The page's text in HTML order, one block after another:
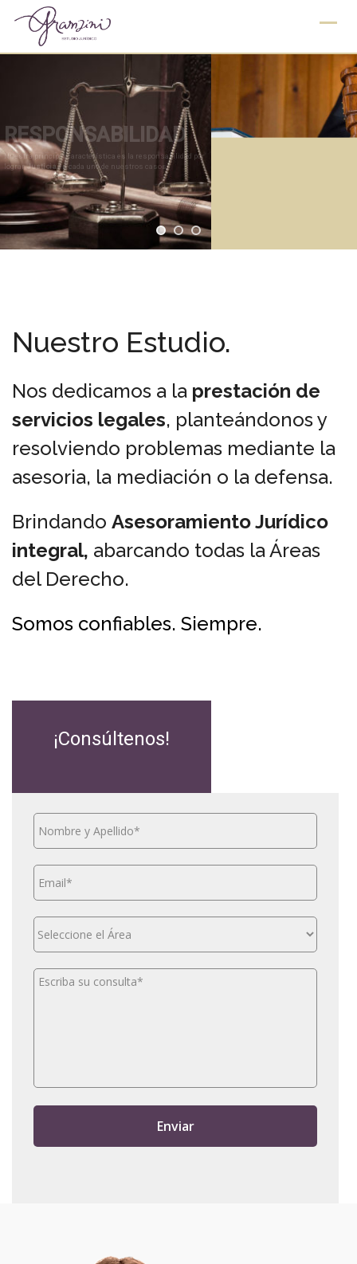
content
Nuestro Estudio.
Nos dedicamos a la prestación de
servicios legales, planteándonos y
resolviendo problemas mediante la
asesoria, la mediación o la defensa.
Brindando Asesoramiento Jurídico
integral, abarcando todas la Áreas
del Derecho.
Somos confiables. Siempre.
¡Consúltenos!